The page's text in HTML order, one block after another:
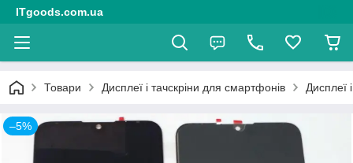
ITgoods.com.ua
Товари Дисплеї і тачскріни для смартфонів Дисплеї
–5%